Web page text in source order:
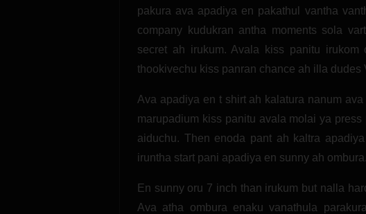
pakura ava apadiya en pakathul vantha
company kudukran antha moments sola
secret ah irukum. Avala kiss panitu
thookivechu kiss panran chance ah illa dudes
Ava apadiya en t shirt ah kalatura nanum
marupadium kiss panitu avala molai ya
aiduchu. Then enoda pant ah kaltra
iruntha start pani apadiya en sunny ah ombura.
En sunny oru 7 inch than irukum but nalla
Ava atha ombura enaku vanathula